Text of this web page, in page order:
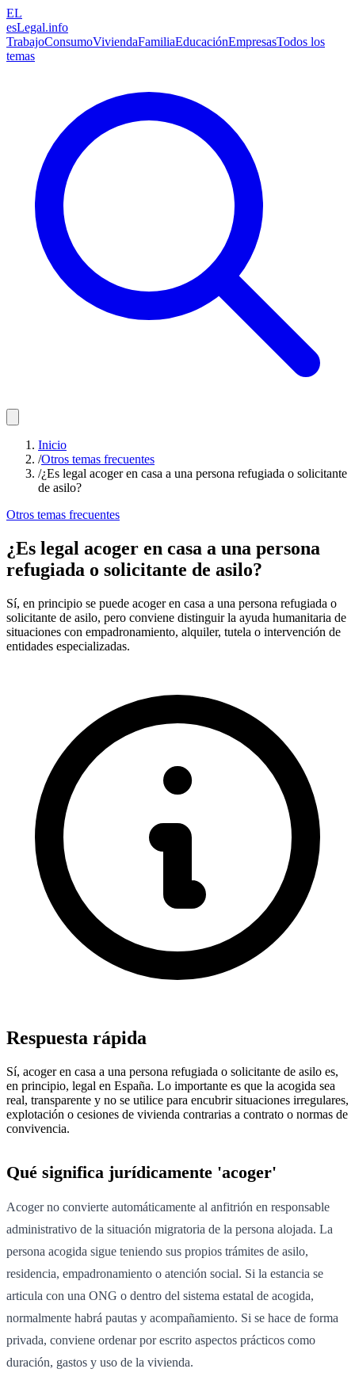
EL
esLegal.info
TrabajoConsumoViviendaFamiliaEducaciónEmpresasTodos los
temas
Inicio
/Otros temas frecuentes
/¿Es legal acoger en casa a una persona refugiada o solicitante
de asilo?
Otros temas frecuentes
¿Es legal acoger en casa a una persona
refugiada o solicitante de asilo?
Sí, en principio se puede acoger en casa a una persona refugiada o
solicitante de asilo, pero conviene distinguir la ayuda humanitaria de
situaciones con empadronamiento, alquiler, tutela o intervención de
entidades especializadas.
Respuesta rápida
Sí, acoger en casa a una persona refugiada o solicitante de asilo es,
en principio, legal en España. Lo importante es que la acogida sea
real, transparente y no se utilice para encubrir situaciones irregulares,
explotación o cesiones de vivienda contrarias a contrato o normas de
convivencia.
Qué significa jurídicamente 'acoger'
Acoger no convierte automáticamente al anfitrión en responsable
administrativo de la situación migratoria de la persona alojada. La
persona acogida sigue teniendo sus propios trámites de asilo,
residencia, empadronamiento o atención social. Si la estancia se
articula con una ONG o dentro del sistema estatal de acogida,
normalmente habrá pautas y acompañamiento. Si se hace de forma
privada, conviene ordenar por escrito aspectos prácticos como
duración, gastos y uso de la vivienda.